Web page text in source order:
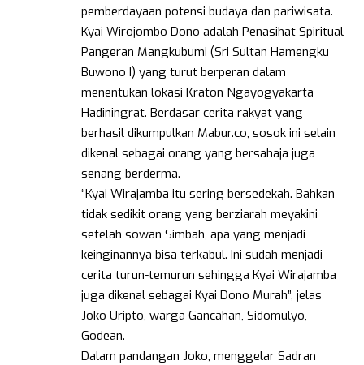
pemberdayaan potensi budaya dan pariwisata.
Kyai Wirojombo Dono adalah Penasihat Spiritual
Pangeran Mangkubumi (Sri Sultan Hamengku
Buwono I) yang turut berperan dalam
menentukan lokasi Kraton Ngayogyakarta
Hadiningrat. Berdasar cerita rakyat yang
berhasil dikumpulkan Mabur.co, sosok ini selain
dikenal sebagai orang yang bersahaja juga
senang berderma.
“Kyai Wirajamba itu sering bersedekah. Bahkan
tidak sedikit orang yang berziarah meyakini
setelah sowan Simbah, apa yang menjadi
keinginannya bisa terkabul. Ini sudah menjadi
cerita turun-temurun sehingga Kyai Wirajamba
juga dikenal sebagai Kyai Dono Murah”, jelas
Joko Uripto, warga Gancahan, Sidomulyo,
Godean.
Dalam pandangan Joko, menggelar Sadran